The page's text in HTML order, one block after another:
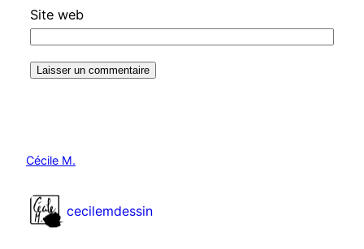
Site web
Cécile M.
cecilemdessin